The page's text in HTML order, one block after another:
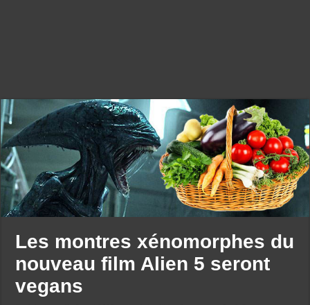
Les montres xénomorphes du
nouveau film Alien 5 seront
vegans